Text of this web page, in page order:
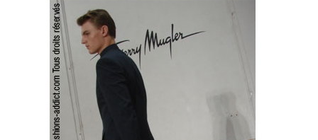
BOUTIQUE
CULTURE
HIGH TECH
MAISON